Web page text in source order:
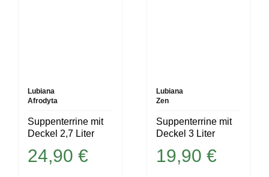
Lubiana
Afrodyta
Suppenterrine mit
Deckel 2,7 Liter
24,90 €
Lubiana
Zen
Suppenterrine mit
Deckel 3 Liter
19,90€